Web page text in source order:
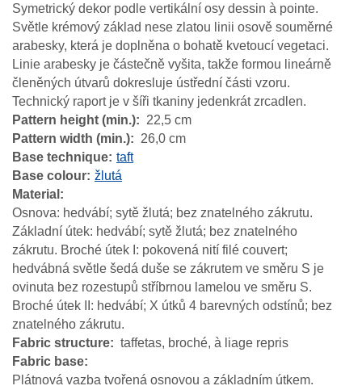
Symetrický dekor podle vertikální osy dessin à pointe.
Světle krémový základ nese zlatou linii osově souměrné
arabesky, která je doplněna o bohatě kvetoucí vegetaci.
Linie arabesky je částečně vyšita, takže formou lineárně
členěných útvarů dokresluje ústřední části vzoru.
Technický raport je v šíři tkaniny jedenkrát zrcadlen.
Pattern height (min.)
22,5 cm
Pattern width (min.)
26,0 cm
Base technique taft
Base colour žlutá
Material
Osnova: hedvábí; sytě žlutá; bez znatelného zákrutu.
Základní útek: hedvábí; sytě žlutá; bez znatelného
zákrutu. Broché útek I: pokovená nití filé couvert;
hedvábná světle šedá duše se zákrutem ve směru S je
ovinuta bez rozestupů stříbrnou lamelou ve směru S.
Broché útek II: hedvábí; X útků 4 barevných odstínů; bez
znatelného zákrutu.
Fabric structure
taffetas, broché, à liage repris
Fabric base
Plátnová vazba tvořená osnovou a základním útkem.